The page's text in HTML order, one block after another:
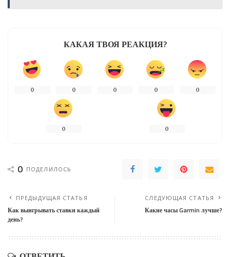
КАКАЯ ТВОЯ РЕАКЦИЯ?
0 0 0 0 0
0 0
0 ПОДЕЛИЛОСЬ
ПРЕДЫДУЩАЯ СТАТЬЯ
Как выигрывать ставки каждый
день?
СЛЕДУЮЩАЯ СТАТЬЯ
Какие часы Garmin лучше?